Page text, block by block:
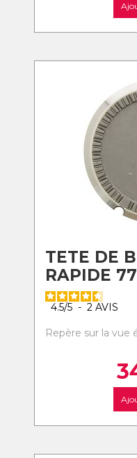
TETE DE
RAPIDE 77
4.5/5 - 2 AVIS
Repère sur la vue